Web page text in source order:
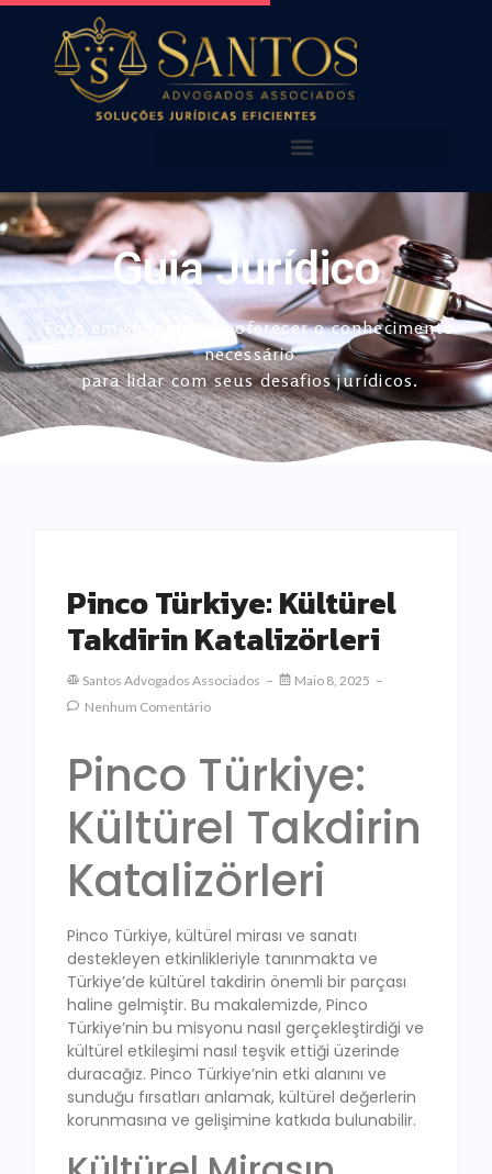
AQUI VOCÊ ENCONTRA!
NOSSAS PUBLICAÇÕES
Guia Jurídico
Foco em simplificar e oferecer o conhecimento
necessário
para lidar com seus desafios jurídicos.
Pinco Türkiye: Kültürel
Takdirin Katalizörleri
Santos Advogados Associados
Maio 8, 2025
Nenhum Comentário
Pinco Türkiye:
Kültürel Takdirin
Katalizörleri
Pinco Türkiye, kültürel mirası ve sanatı
destekleyen etkinlikleriyle tanınmakta ve
Türkiye’de kültürel takdirin önemli bir parçası
haline gelmiştir. Bu makalemizde, Pinco
Türkiye’nin bu misyonu nasıl gerçekleştirdiği ve
kültürel etkileşimi nasıl teşvik ettiği üzerinde
duracağız. Pinco Türkiye’nin etki alanını ve
sunduğu fırsatları anlamak, kültürel değerlerin
korunmasına ve gelişimine katkıda bulunabilir.